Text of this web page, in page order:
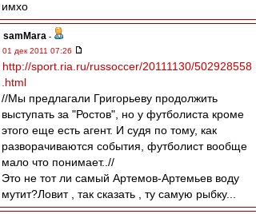
имхо
samMara -
01 дек 2011 07:26
http://sport.ria.ru/russoccer/20111130/502928558
.html
//Мы предлагали Григорьеву продолжить
выступать за "Ростов", но у футболиста кроме
этого еще есть агент. И судя по тому, как
разворачиваются события, футболист вообще
мало что понимает..//
Это не тот ли самый Артемов-Артемьев воду
мутит?Ловит , так сказать , ту самую рыбку...